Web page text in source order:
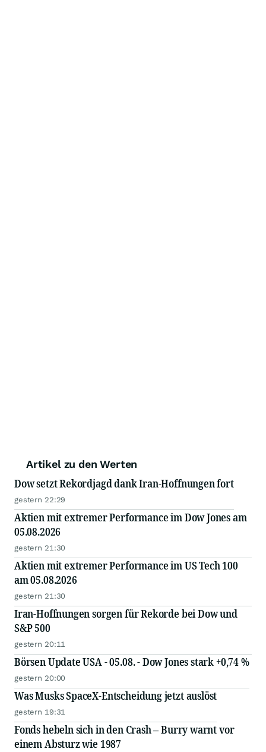
Artikel zu den Werten
Dow setzt Rekordjagd dank Iran-Hoffnungen fort
gestern 22:29
Aktien mit extremer Performance im Dow Jones am
05.08.2026
gestern 21:30
Aktien mit extremer Performance im US Tech 100
am 05.08.2026
gestern 21:30
Iran-Hoffnungen sorgen für Rekorde bei Dow und
S&P 500
gestern 20:11
Börsen Update USA - 05.08. - Dow Jones stark +0,74 %
gestern 20:00
Was Musks SpaceX-Entscheidung jetzt auslöst
gestern 19:31
Fonds hebeln sich in den Crash – Burry warnt vor
einem Absturz wie 1987